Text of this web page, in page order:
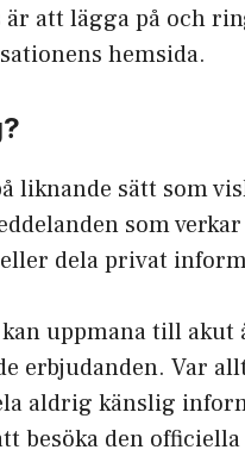
att lägga på och
hemsida.
liknande sätt som
som
dela privat
kan uppmana till
erbjudanden. Var
aldrig känslig
besöka den